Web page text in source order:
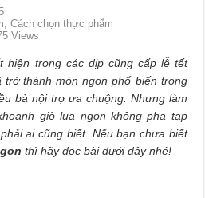
,Cách chọn thực phẩm
Views
hiện trong các dịp cũng cấp lễ tết
thành món ngon phổ biến trong
bà nội trợ ưa chuộng. Nhưng làm
giò lụa ngon không pha tạp
ai cũng biết. Nếu bạn chưa biết
thì hãy đọc bài dưới đây nhé!